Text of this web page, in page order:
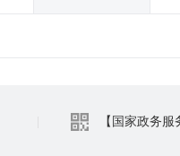
【国家政务